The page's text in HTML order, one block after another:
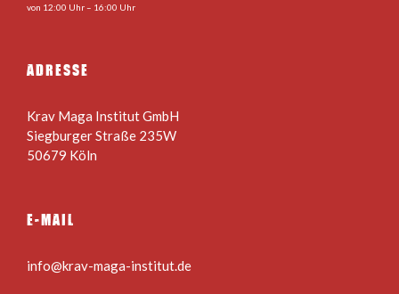
von 12:00 Uhr – 16:00 Uhr
ADRESSE
Krav Maga Institut GmbH
Siegburger Straße 235W
50679 Köln
E-MAIL
info@krav-maga-institut.de